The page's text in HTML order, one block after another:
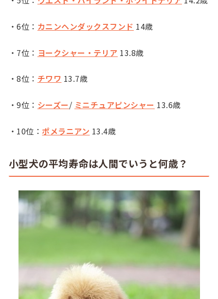
・6位： カニンヘンダックスフンド 14歳
・7位： ヨークシャー・テリア 13.8歳
・8位： チワワ 13.7歳
・9位： シーズー/ ミニチュアピンシャー 13.6歳
・10位： ポメラニアン 13.4歳
小型犬の平均寿命は人間でいうと何歳？